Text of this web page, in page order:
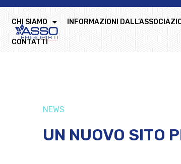
CHI SIAMO INFORMAZIONI
CONTATTI
NEWS
UN NUOVO SITO